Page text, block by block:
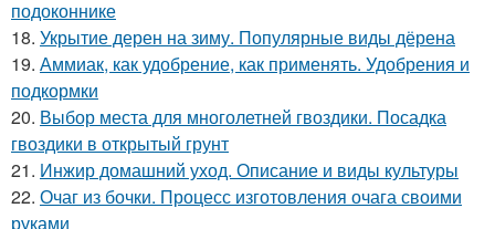
подоконнике
18. Укрытие дерен на зиму. Популярные виды дёрена
19. Аммиак, как удобрение, как применять. Удобрения и
подкормки
20. Выбор места для многолетней гвоздики. Посадка
гвоздики в открытый грунт
21. Инжир домашний уход. Описание и виды культуры
22. Очаг из бочки. Процесс изготовления очага своими
руками